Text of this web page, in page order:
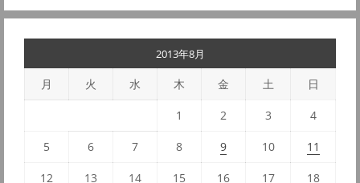
2013年8月
月 火 水 木 金 土 日
1 2 3 4
5 6 7 8 9 10 11
12 13 14 15 16 17 18